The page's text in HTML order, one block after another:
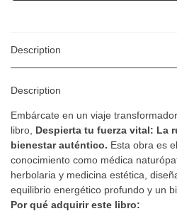
Description
Description
Embárcate en un viaje
libro, Despierta tu fuerza vital: La
bienestar auténtico. Esta obra es
conocimiento como médica
herbolaria y medicina estética,
equilibrio energético profundo y un
Por qué adquirir este libro: